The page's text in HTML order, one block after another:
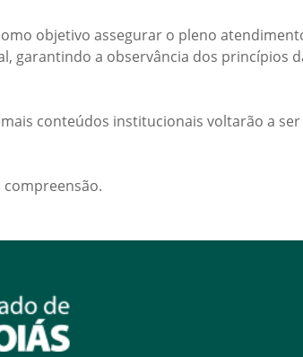
objetivo assegurar o pleno
garantindo a observância dos princípios
conteúdos institucionais voltarão a
compreensão.